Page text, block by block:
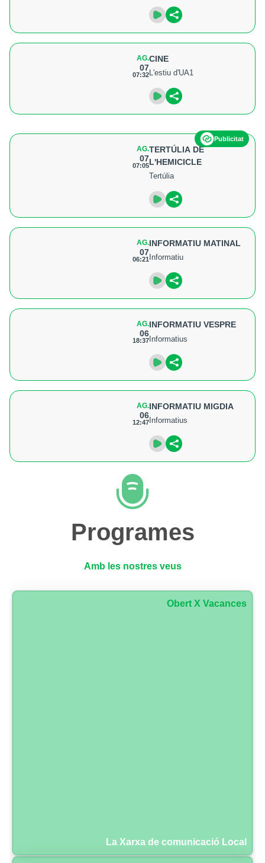
AG.
07
07:32
CINE
L'estiu d'UA1
Publicitat
AG.
07
07:05
TERTÚLIA DE
L'HEMICICLE
Tertúlia
AG.
07
06:21
INFORMATIU MATINAL
Informatiu
AG.
06
18:37
INFORMATIU VESPRE
Informatius
AG.
06
12:47
INFORMATIU MIGDIA
Informatius
Programes
Amb les nostres veus
Obert X Vacances
La Xarxa de comunicació Local